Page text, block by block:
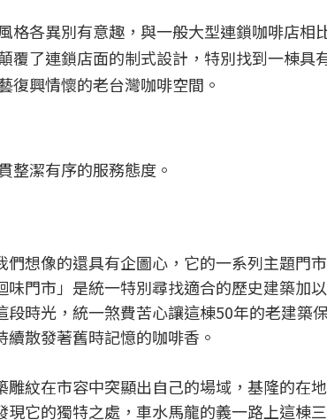
格各異別有意趣，與一般大型連鎖咖啡店相
覆了連鎖店面的制式設計，特別找到一棟具
復興情懷的老台灣咖啡空間。
整潔有序的服務態度。
想像的還具有企圖心，它的一系列主題門
門市」是統一特別尋找適合的歷史建築加
時光，統一煞費苦心讓這棟50年的老建築
散發著舊時記憶的咖啡香。
雕紋在市容中突顯出自己的場域，基隆的在
它的獨特之處，車水馬龍的義一路上這棟